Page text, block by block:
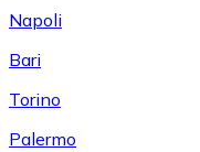
Napoli
Bari
Torino
Palermo